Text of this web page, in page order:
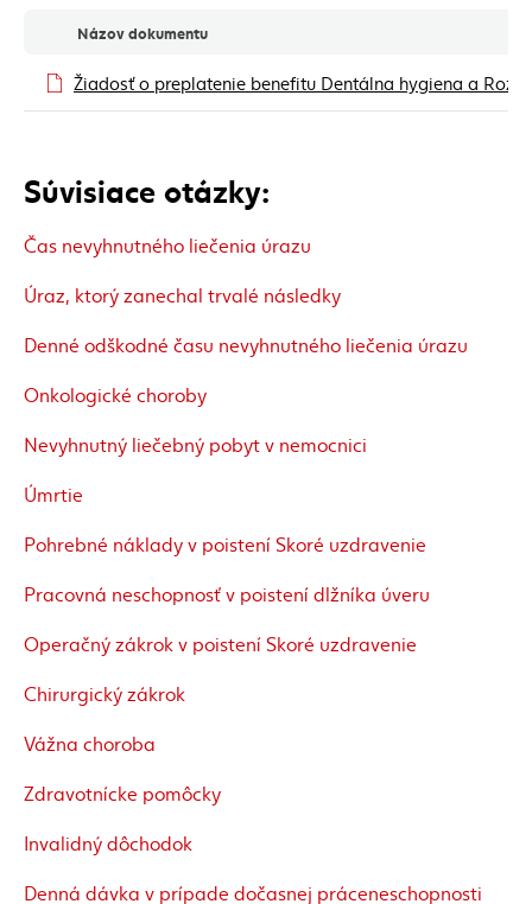
Súvisiace otázky:
Čas nevyhnutného liečenia úrazu
Úraz, ktorý zanechal trvalé následky
Denné odškodné času nevyhnutného liečenia úrazu
Onkologické choroby
Nevyhnutný liečebný pobyt v nemocnici
Úmrtie
Pohrebné náklady v poistení Skoré uzdravenie
Pracovná neschopnosť v poistení dlžníka úveru
Operačný zákrok v poistení Skoré uzdravenie
Chirurgický zákrok
Vážna choroba
Zdravotnícke pomôcky
Invalidný dôchodok
Denná dávka v prípade dočasnej práceneschopnosti
Tlačivá na stiahnutie
Názov dokumentu
Žiadosť o preplatenie benefitu Dentálna hygiena a